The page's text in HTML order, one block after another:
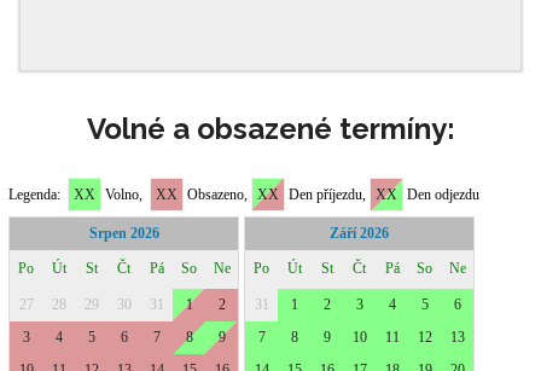
Volné a obsazené termíny: